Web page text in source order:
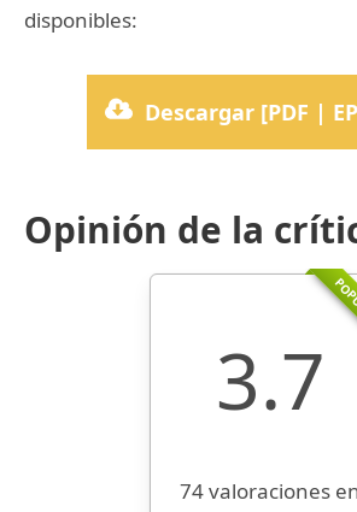
disponibles:
Descargar [PDF |
Opinión de la
3.7
74 valoraciones en